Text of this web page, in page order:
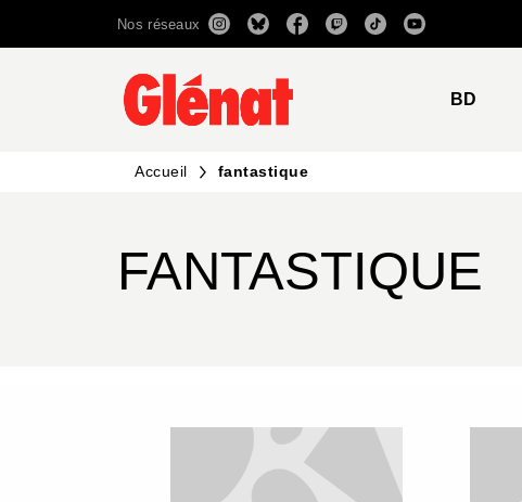
RECHERCHE CONTENU
Nos réseaux
BD
Accueil fantastique
FANTASTIQUE